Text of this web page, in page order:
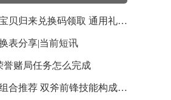
世界球精选！魔力宝贝归来兑换码领取 通用礼包码大全
表分享|当前短讯
誉赌局任务怎么完成
蓝色协议前期技能组合推荐 双斧前锋技能构成思路 天天即时看